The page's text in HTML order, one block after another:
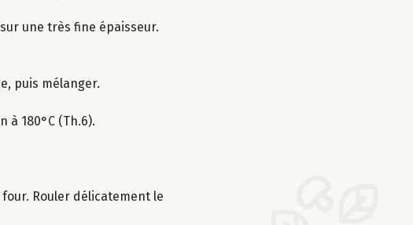
une très fine épaisseur.
puis mélanger.
180°C (Th.6).
Rouler délicatement le